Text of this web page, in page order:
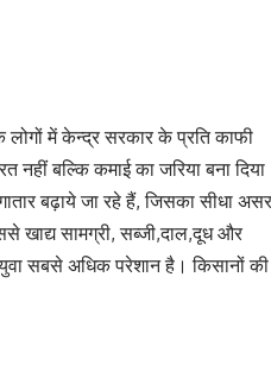
लोगों में केन्द्र सरकार के प्रति काफी
बल्कि कमाई का जरिया बना दिया
बढ़ाये जा रहे हैं, जिसका सीधा असर
खाद्य सामग्री, सब्जी,दाल,दूध और
सबसे अधिक परेशान है। किसानों की